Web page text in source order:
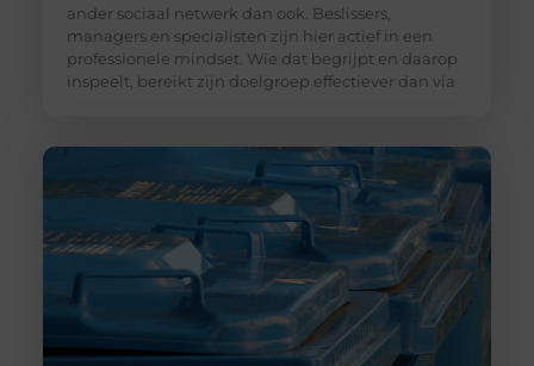
ander sociaal netwerk dan ook. Beslissers,
managers en specialisten zijn hier actief in een
professionele mindset. Wie dat begrijpt en daarop
inspeelt, bereikt zijn doelgroep effectiever dan via